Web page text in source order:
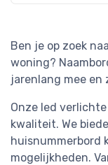
Ben je op zoek
woning?
jarenlang mee en
Onze led
kwaliteit. We
huisnummerbord
mogelijkheden.